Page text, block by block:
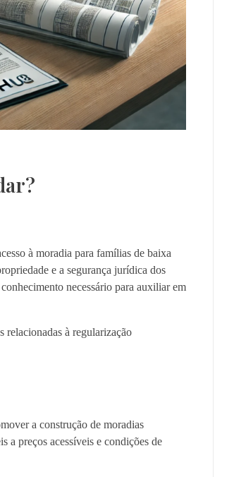
à moradia para famílias de baixa
e a segurança jurídica dos
necessário para auxiliar em
relacionadas à regularização
a construção de moradias
a preços acessíveis e condições de